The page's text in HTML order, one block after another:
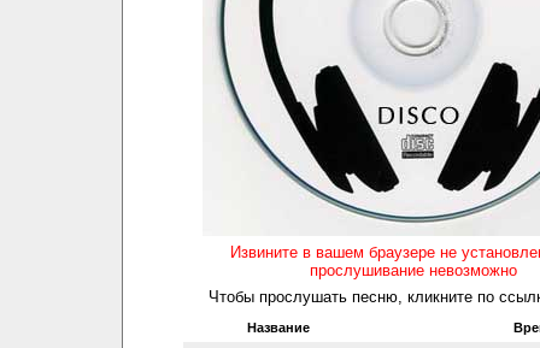
Извините в вашем браузере не
прослушивание невозможно
Чтобы прослушать песню, кликните по
Название